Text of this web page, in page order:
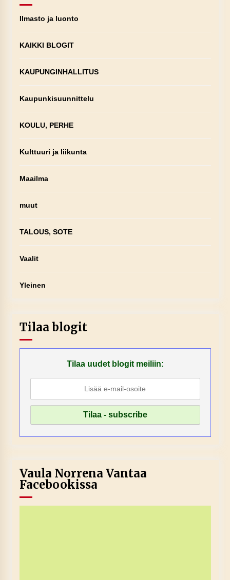
Ilmasto ja luonto
KAIKKI BLOGIT
KAUPUNGINHALLITUS
Kaupunkisuunnittelu
KOULU, PERHE
Kulttuuri ja liikunta
Maailma
muut
TALOUS, SOTE
Vaalit
Yleinen
Tilaa blogit
Tilaa uudet blogit meiliin:
Vaula Norrena Vantaa
Facebookissa